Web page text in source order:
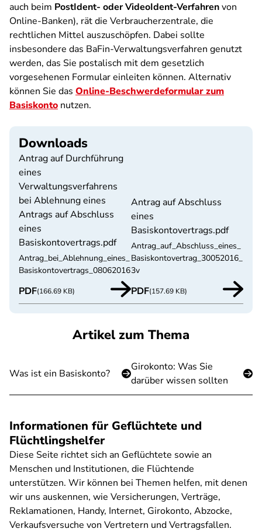
auch beim PostIdent- oder VideoIdent-Verfahrenvon
Online-Banken), rät die Verbraucherzentrale, die
rechtlichen Mittel auszuschöpfen. Dabei sollte
insbesondere das BaFin-Verwaltungsverfahren genutzt
werden, das Sie postalisch mit dem gesetzlich
vorgesehenen Formular einleiten können. Alternativ
können Sie das Online-Beschwerdeformular zum
Basiskonto nutzen.
Downloads
Antrag auf Durchführung
eines
Verwaltungsverfahrens
bei Ablehnung eines
Antrags auf Abschluss
eines
Basiskontovertrags.pdf
Antrag_bei_Ablehnung_eines_
Basiskontovertrags_08062016
PDF(166.69 KB)
Antrag auf Abschluss
eines
Basiskontovertrags.pdf
Antrag_auf_Abschluss_eines_
Basiskontovertrag_30052016_
3v
PDF(157.69 KB)
Artikel zum Thema
Was ist ein Basiskonto?
Girokonto: Was Sie
darüber wissen sollten
Informationen für Geflüchtete und
Flüchtlingshelfer
Diese Seite richtet sich an Geflüchtete sowie an
Menschen und Institutionen, die Flüchtende
unterstützen. Wir können bei Themen helfen, mit denen
wir uns auskennen, wie Versicherungen, Verträge,
Reklamationen, Handy, Internet, Girokonto, Abzocke,
Verkaufsversuche von Vertretern und Vertragsfallen.